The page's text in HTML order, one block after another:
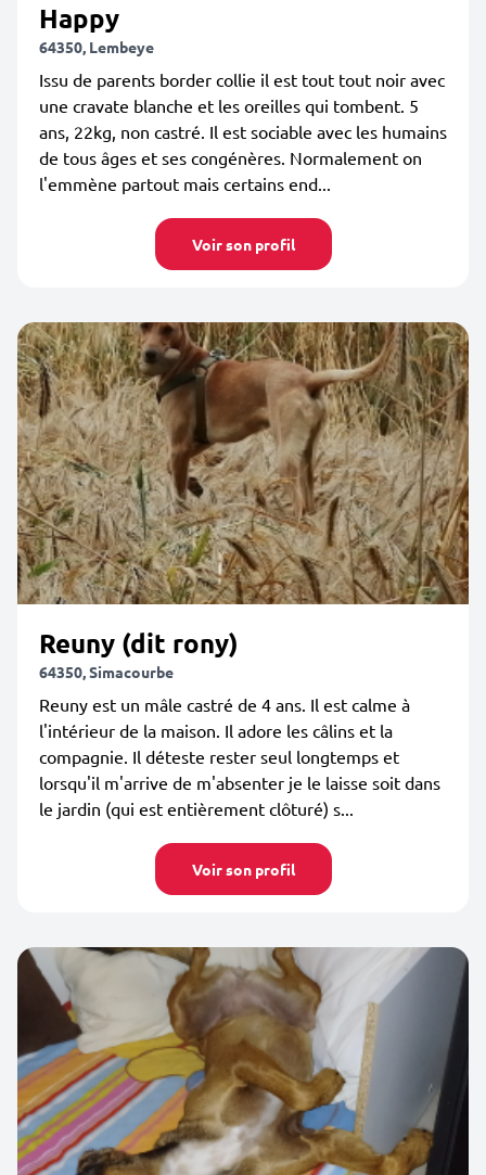
Happy
64350, Lembeye
Issu de parents border collie il est tout tout noir avec
une cravate blanche et les oreilles qui tombent. 5
ans, 22kg, non castré. Il est sociable avec les humains
de tous âges et ses congénères. Normalement on
l'emmène partout mais certains end...
Voir son profil
Reuny (dit rony)
64350, Simacourbe
Reuny est un mâle castré de 4 ans. Il est calme à
l'intérieur de la maison. Il adore les câlins et la
compagnie. Il déteste rester seul longtemps et
lorsqu'il m'arrive de m'absenter je le laisse soit dans
le jardin (qui est entièrement clôturé) s...
Voir son profil